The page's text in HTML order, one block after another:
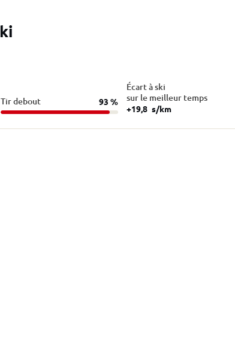
Tir debout 93 %
Écart à ski
sur le meilleur temps
+19,8 s/km